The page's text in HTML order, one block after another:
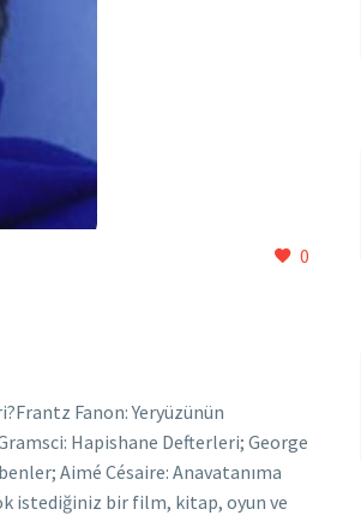
0
Fanon: Yeryüzünün
Hapishane Defterleri; George
Aimé Césaire: Anavatanıma
istediğiniz bir film, kitap, oyun ve